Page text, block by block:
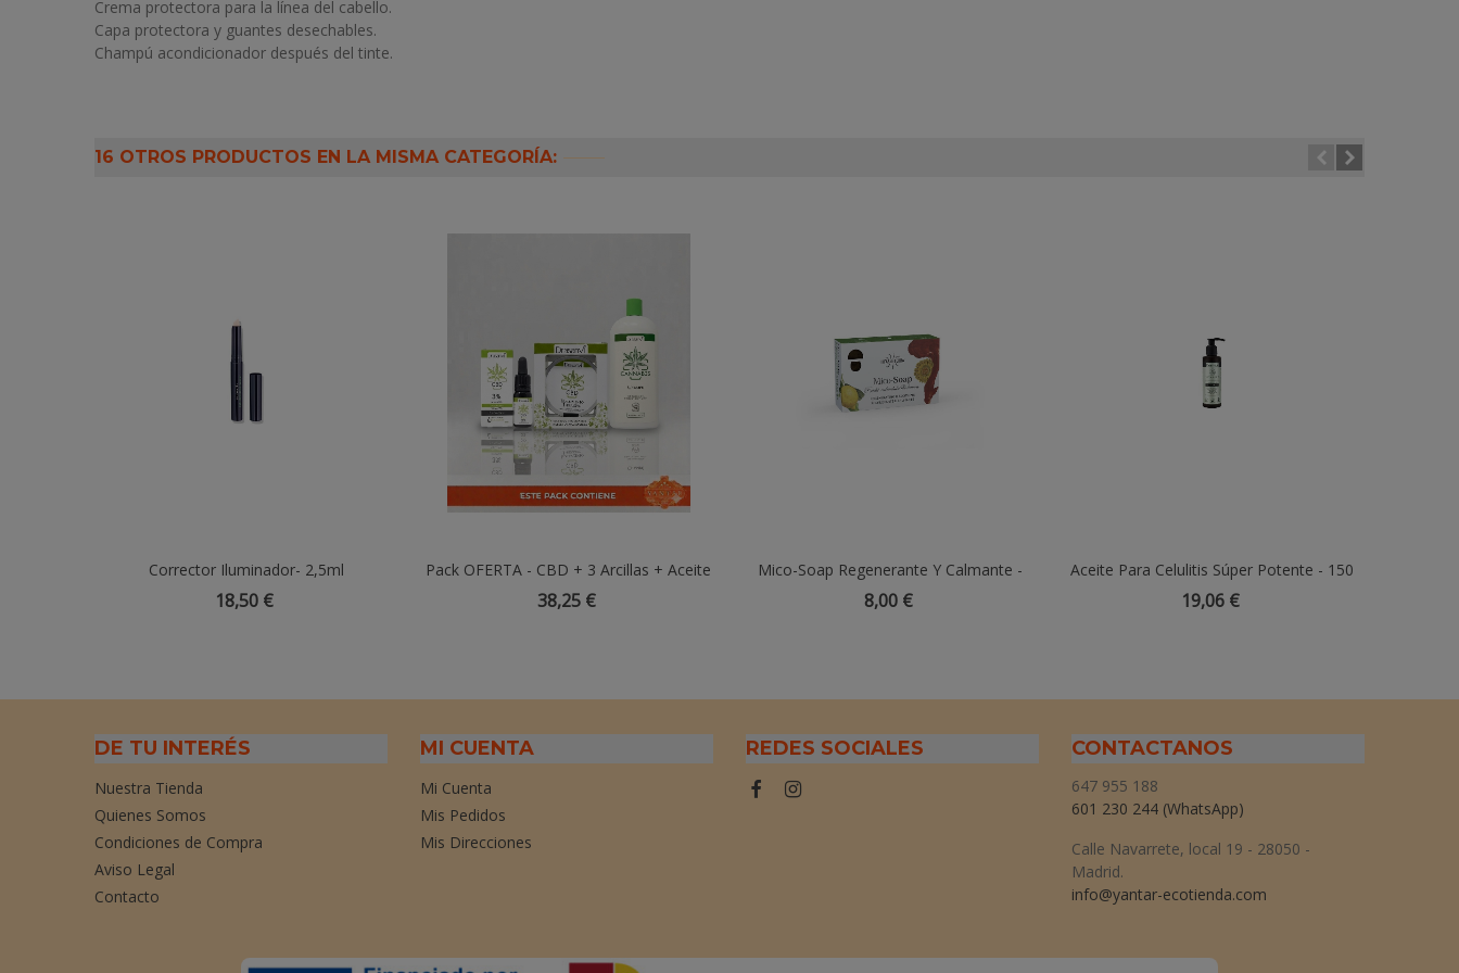
Crema protectora para la línea del cabello.
Capa protectora y guantes desechables.
Champú acondicionador después del tinte.
16 OTROS PRODUCTOS EN LA MISMA CATEGORÍA:
Añadir Al Carrito
Corrector Iluminador- 2,5ml
18,50 €
Añadir Al Carrito
Pack OFERTA - CBD + 3 Arcillas + Aceite
CBD 3% + CHAMPÚ DE CANNABIS DE
REGALO
38,25 €
Añadir Al Carrito
Mico-Soap Regenerante Y Calmante -
Jabón Natural Con Reishi, Caléndula Y
Limón
8,00 €
Añadir Al Carrito
Aceite Para Celulitis Súper Potente - 150
Ml
19,06 €
DE TU INTERÉS
Nuestra Tienda
Quienes Somos
Condiciones de Compra
Aviso Legal
Contacto
MI CUENTA
Mi Cuenta
Mis Pedidos
Mis Direcciones
REDES SOCIALES CONTACTANOS
647 955 188
601 230 244 (WhatsApp)
Calle Navarrete, local 19 - 28050 -
Madrid.
info@yantar-ecotienda.com